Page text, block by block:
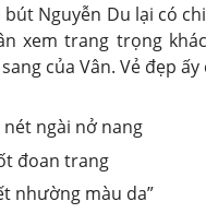
Nguyễn Du lại có
xem trang trọng
của Vân. Vẻ đẹp
ngài nở nang
đoan trang
nhường màu da”